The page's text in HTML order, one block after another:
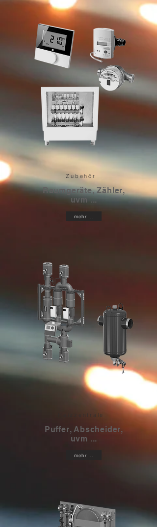
Zubehör
Raumgeräte, Zähler,
uvm ...
mehr ...
Heizzentrale
Puffer, Abscheider,
uvm ...
mehr ...